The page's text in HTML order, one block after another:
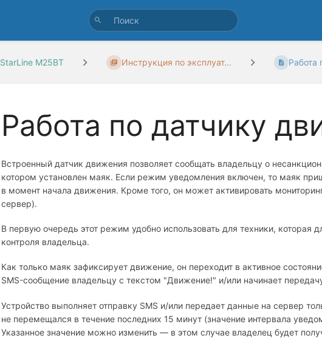
StarLine M25BT Инструкция по эксплуат... Работа
Работа по датчику
Встроенный датчик движения позволяет сообщать владельцу о
котором установлен маяк. Если режим уведомления включен, то маяк
в момент начала движения. Кроме того, он может активировать
сервер).
В первую очередь этот режим удобно использовать для техники, которая
контроля владельца.
Как только маяк зафиксирует движение, он переходит в активное
SMS-сообщение владельцу с текстом "Движение!" и/или начинает
Устройство выполняет отправку SMS и/или передает данные на сервер
не перемещался в течение последних 15 минут (значение интервала
Указанное значение можно изменить — в этом случае владелец будет